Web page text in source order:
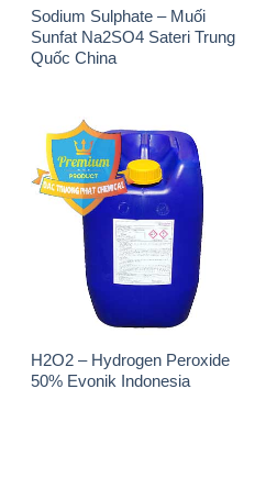
Sodium Sulphate – Muối
Sunfat Na2SO4 Sateri Trung
Quốc China
H2O2 – Hydrogen Peroxide
50% Evonik Indonesia